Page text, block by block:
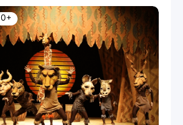
0+